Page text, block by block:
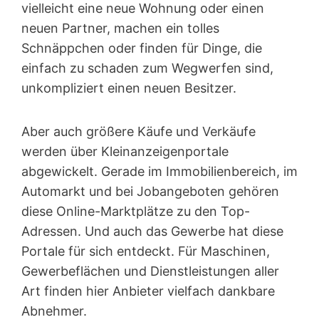
vielleicht eine neue Wohnung oder einen
neuen Partner, machen ein tolles
Schnäppchen oder finden für Dinge, die
einfach zu schaden zum Wegwerfen sind,
unkompliziert einen neuen Besitzer.
Aber auch größere Käufe und Verkäufe
werden über Kleinanzeigen­portale
abgewickelt. Gerade im Immobilienbereich, im
Automarkt und bei Jobangeboten gehören
diese Online-Marktplätze zu den Top-
Adressen. Und auch das Gewerbe hat diese
Portale für sich entdeckt. Für Maschinen,
Gewerbeflächen und Dienstleistungen aller
Art finden hier Anbieter vielfach dankbare
Abnehmer.